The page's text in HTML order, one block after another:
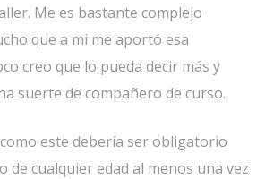
Me es bastante complejo
que a mi me aportó esa
creo que lo pueda decir más y
suerte de compañero de curso.
este debería ser obligatorio
de cualquier edad al menos una vez